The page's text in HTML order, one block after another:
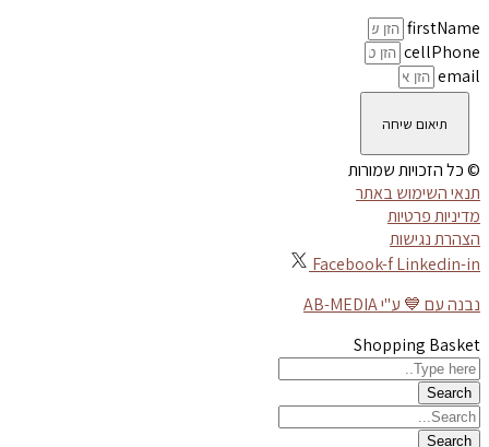
firstName
cellPhone
email
תיאום שיחה
© כל הזכויות שמורות
תנאי השימוש באתר
מדיניות פרטיות
הצהרת נגישות
Facebook-fLinkedin-in
נבנה עם 💙 ע"י AB-MEDIA
Shopping Basket